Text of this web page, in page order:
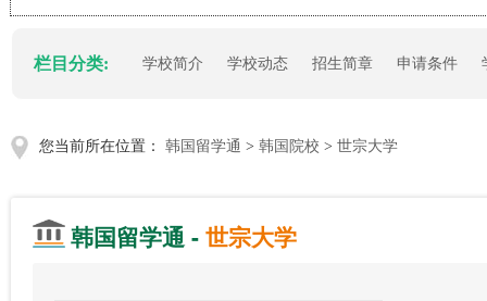
栏目分类: 学校简介 学校动态 招生简章 申请条件
您当前所在位置： 韩国留学通 > 韩国院校 > 世宗大学
韩国留学通 - 世宗大学